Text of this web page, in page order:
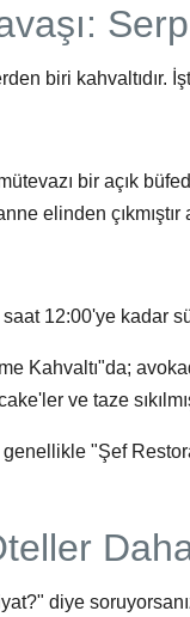
biri kahvaltıdır.
bir açık
elinden
12:00'ye kadar
Kahvaltı"da;
ve taze
"Şef
diye